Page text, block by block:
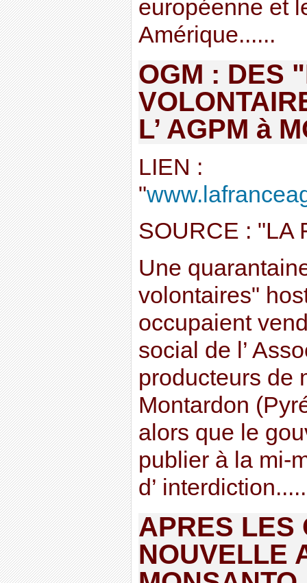
européenne et
Amérique......
OGM : DES
L’ AGPM à
LIEN :
"
SOURCE : "LA
Une
volontaires"
occupaient
social de l’
producteurs de
Montardon
alors que le
publier à la mi-
d’
APRES LES
NOUVELLE